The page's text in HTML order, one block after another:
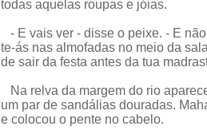
todas aquelas roupas e jóias.
- E vais ver - disse o peixe. - E
te-ás nas almofadas no meio da
de sair da festa antes da tua
Na relva da margem do rio
um par de sandálias douradas.
e colocou o pente no cabelo.